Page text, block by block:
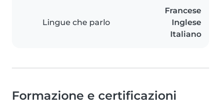
Lingue che parlo
Francese
Inglese
Italiano
Formazione e certificazioni